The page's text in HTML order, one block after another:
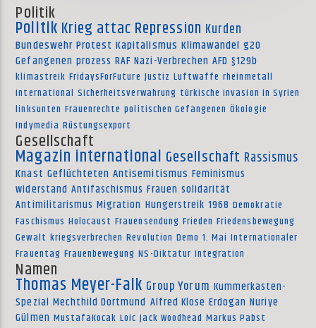
Politik
Politik Krieg attac Repression Kurden
Bundeswehr Protest Kapitalismus Klimawandel g20
Gefangenen prozess RAF Nazi-Verbrechen AFD §129b
klimastreik FridaysForFuture Justiz Luftwaffe rheinmetall
International Sicherheitsverwahrung türkische Invasion in Syrien
linksunten Frauenrechte politischen Gefangenen Ökologie
Indymedia Rüstungsexport
Gesellschaft
Magazin international Gesellschaft Rassismus
Knast Geflüchteten Antisemitismus Feminismus
widerstand Antifaschismus Frauen solidarität
Antimilitarismus Migration Hungerstreik 1968 Demokratie
Faschismus Holocaust Frauensendung Frieden Friedensbewegung
Gewalt kriegsverbrechen Revolution Demo 1. Mai Internationaler
Frauentag Frauenbewegung NS-Diktatur Integration
Namen
Thomas Meyer-Falk Group Yorum Kummerkasten-
Spezial Mechthild Dortmund Alfred Klose Erdogan Nuriye
Gülmen MustafaKocak Loic Jack Woodhead Markus Pabst